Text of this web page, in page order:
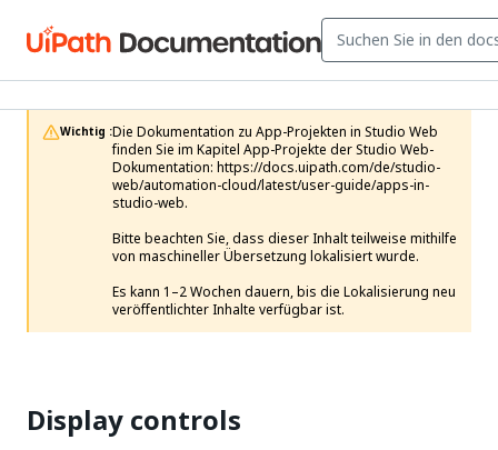
Wichtig :Die Dokumentation zu App-Projekten in Studio Web
finden Sie im Kapitel App-Projekte der Studio Web-
Dokumentation: https://docs.uipath.com/de/studio-
web/automation-cloud/latest/user-guide/apps-in-
studio-web.
Bitte beachten Sie, dass dieser Inhalt teilweise mithilfe
von maschineller Übersetzung lokalisiert wurde.
Es kann 1–2 Wochen dauern, bis die Lokalisierung neu
veröffentlichter Inhalte verfügbar ist.
Display controls